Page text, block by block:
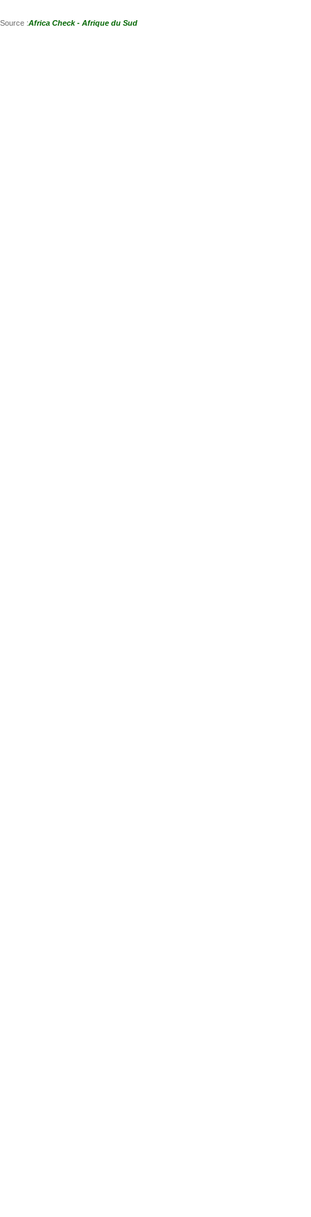
Source :Africa Check - Afrique du Sud